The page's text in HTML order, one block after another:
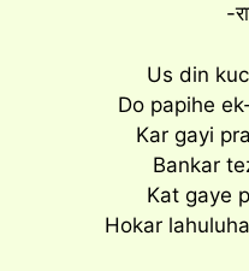
-
Us din
Do papihe
Kar gayi
Bankar
Kat gaye
Hokar